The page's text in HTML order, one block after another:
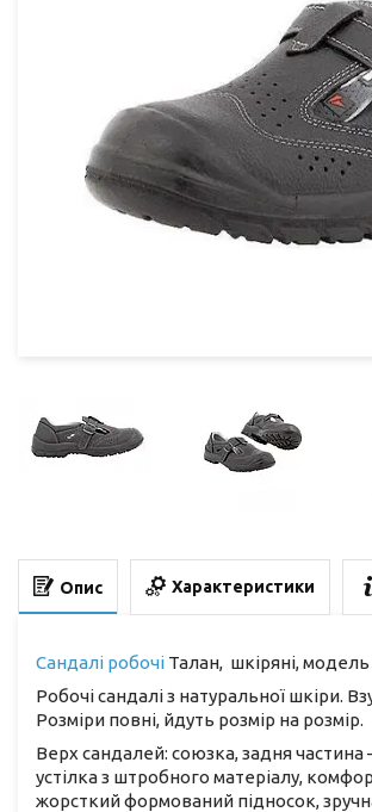
Опис Характеристики
Сандалі робочі Талан, шкіряні,
Робочі сандалі з натуральної шкіри.
Розміри повні, йдуть розмір на розмір.
Верх сандалей: союзка, задня
устілка з штробного матеріалу,
жорсткий формований підносок,